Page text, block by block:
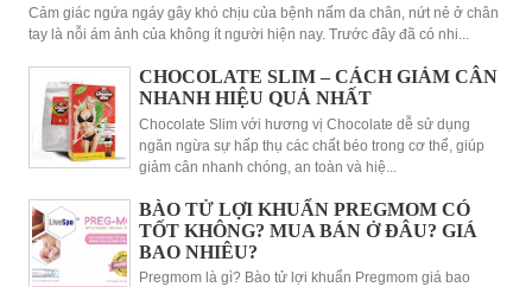
Cảm giác ngứa ngáy gây khó chịu của bệnh nấm da chân, nứt nẻ ở chân
tay là nỗi ám ảnh của không ít người hiện nay. Trước đây đã có nhi...
CHOCOLATE SLIM – CÁCH GIẢM CÂN
NHANH HIỆU QUẢ NHẤT
Chocolate Slim với hương vị Chocolate dễ sử dụng
ngăn ngừa sự hấp thụ các chất béo trong cơ thể, giúp
giảm cân nhanh chóng, an toàn và hiệ...
BÀO TỬ LỢI KHUẨN PREGMOM CÓ
TỐT KHÔNG? MUA BÁN Ở ĐÂU? GIÁ
BAO NHIÊU?
Pregmom là gì? Bào tử lợi khuẩn Pregmom giá bao